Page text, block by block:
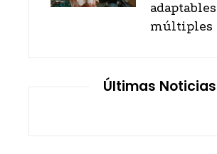
múltiples
Últimas Noticias